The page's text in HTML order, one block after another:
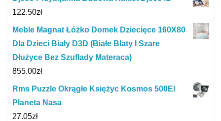
122.50zł
Meble Magnat Łóżko Domek Dziecięce 160X80
Dla Dzieci Biały D3D (Białe Blaty I Szare
Dłużyce Bez Szuflady Materaca)
855.00zł
Rms Puzzle Okrągłe Księżyc Kosmos 500El
Planeta Nasa
27.05zł